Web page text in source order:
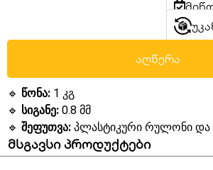
აღწერა
🔹 წონა: 1 კგ
🔹 სიგანე: 0.8 მმ
🔹 შეფუთვა: პლასტიკური რულონი და
მსგავსი პროდუქტები